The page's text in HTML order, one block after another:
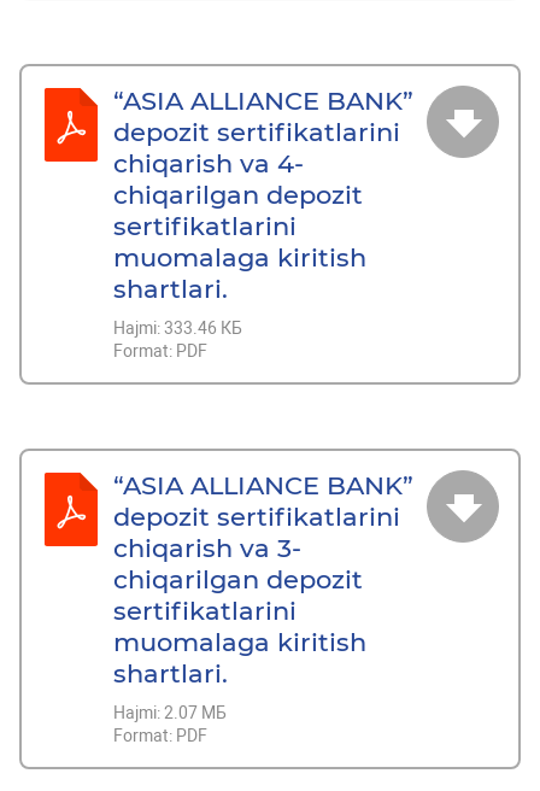
“ASIA ALLIANCE BANK”
depozit sertifikatlarini
chiqarish va 4-
chiqarilgan depozit
sertifikatlarini
muomalaga kiritish
shartlari.
Hajmi:333.46 КБ
Format: PDF
“ASIA ALLIANCE BANK”
depozit sertifikatlarini
chiqarish va 3-
chiqarilgan depozit
sertifikatlarini
muomalaga kiritish
shartlari.
Hajmi:2.07 МБ
Format: PDF